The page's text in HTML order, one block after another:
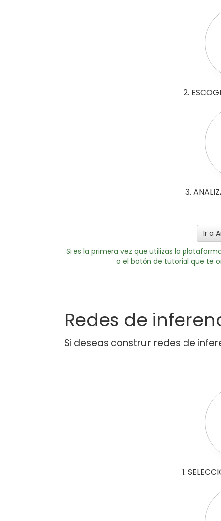
2.
3.
Ir a
Si es la primera vez que utilizas la
o el botón de tutorial que te
Redes de
Si deseas construir redes de
1.